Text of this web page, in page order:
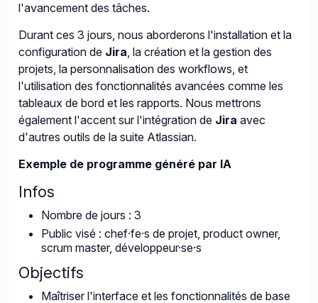
l'avancement des tâches.
Durant ces 3 jours, nous aborderons l'installation et la
configuration de Jira, la création et la gestion des
projets, la personnalisation des workflows, et
l'utilisation des fonctionnalités avancées comme les
tableaux de bord et les rapports. Nous mettrons
également l'accent sur l'intégration de Jira avec
d'autres outils de la suite Atlassian.
Exemple de programme généré par IA
Infos
Nombre de jours : 3
Public visé : chef·fe·s de projet, product owner,
scrum master, développeur·se·s
Objectifs
Maîtriser l'interface et les fonctionnalités de base